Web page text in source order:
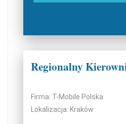
Firma: T-Mobile Polska
Lokalizacja: Kraków